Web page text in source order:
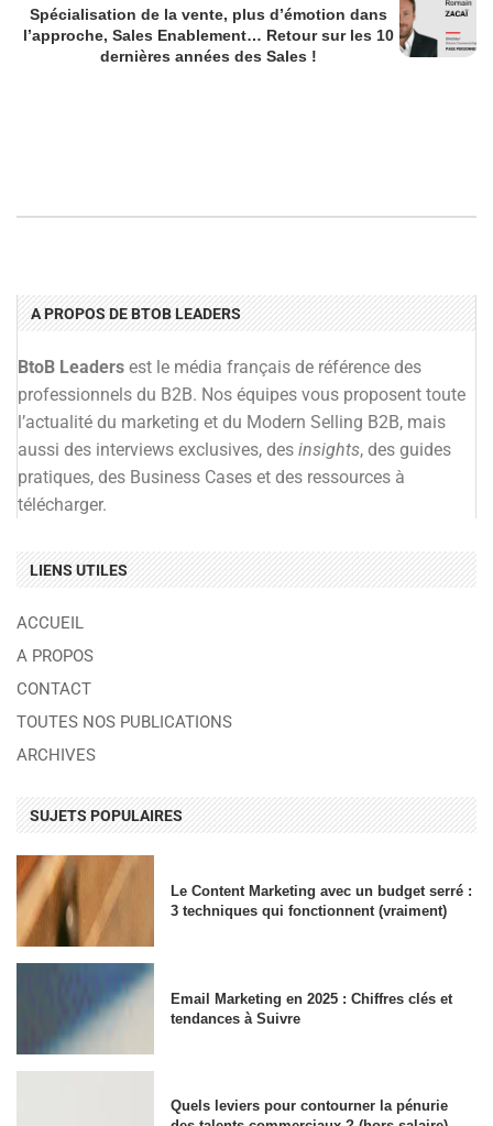
Spécialisation de la vente, plus d’émotion dans
l’approche, Sales Enablement… Retour sur les 10
dernières années des Sales !
A PROPOS DE BTOB LEADERS
BtoB Leaders est le média français de référence des
professionnels du B2B. Nos équipes vous proposent toute
l’actualité du marketing et du Modern Selling B2B, mais
aussi des interviews exclusives, des insights, des guides
pratiques, des Business Cases et des ressources à
télécharger.
LIENS UTILES
ACCUEIL
A PROPOS
CONTACT
TOUTES NOS PUBLICATIONS
ARCHIVES
SUJETS POPULAIRES
Le Content Marketing avec un budget serré :
3 techniques qui fonctionnent (vraiment)
Email Marketing en 2025 : Chiffres clés et
tendances à Suivre
Quels leviers pour contourner la pénurie